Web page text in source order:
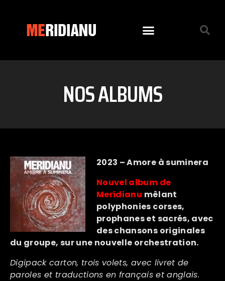
NOS ALBUMS
2023 – Amore à suminera
Nouvel album de
Meridianu mêlant
polyphonies corses,
prophanes et sacrés, avec
des chansons originales
du groupe, sur une nouvelle orchestration.
Digipack carton, trois volets, avec livret de
paroles et traductions en français et anglais.